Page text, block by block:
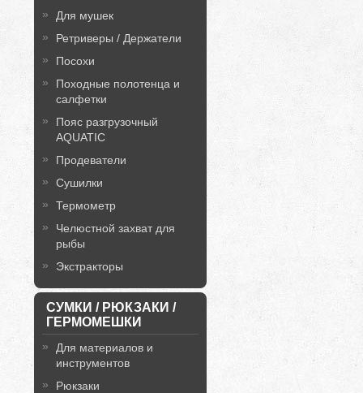
Для мушек
Ретриверы / Держатели
Посохи
Походные полотенца и
салфетки
Пояс разгрузочный
AQUATIC
Продеватели
Сушилки
Термометр
Челюстной захват для
рыбы
Экстракторы
СУМКИ / РЮКЗАКИ /
ГЕРМОМЕШКИ
Для материалов и
инструментов
Рюкзаки